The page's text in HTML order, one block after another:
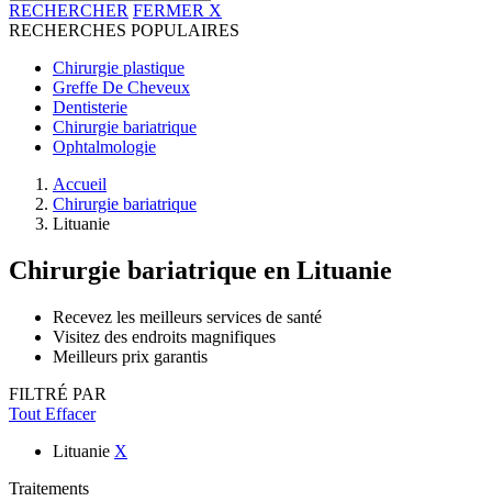
RECHERCHER FERMER X
RECHERCHES POPULAIRES
Chirurgie plastique
Greffe De Cheveux
Dentisterie
Chirurgie bariatrique
Ophtalmologie
Accueil
Chirurgie bariatrique
Lituanie
Chirurgie bariatrique en Lituanie
Recevez les meilleurs services de santé
Visitez des endroits magnifiques
Meilleurs prix garantis
FILTRÉ PAR
Tout Effacer
Lituanie X
Traitements